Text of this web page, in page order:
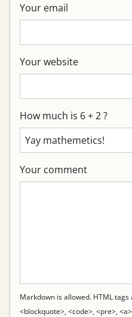
Your email
Your website
How much is 6 + 2 ?
Your comment
Markdown is allowed. HTML
<blockquote>, <code>, <pre>,